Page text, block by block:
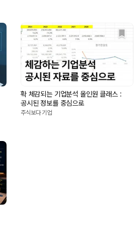
확 체감되는 기업분석 올인원 클래스 :
공시된 정보를 중심으로
주식보다 기업